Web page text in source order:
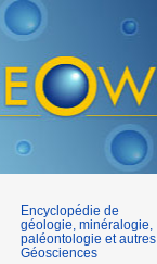
Encyclopédie de
géologie, minéralogie,
paléontologie et autres
Géosciences